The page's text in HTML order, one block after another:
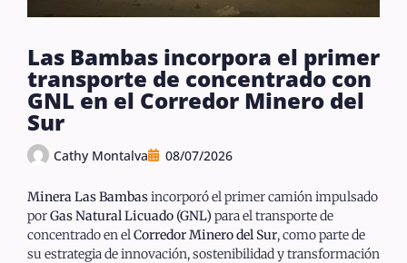
Las Bambas incorpora el primer
transporte de concentrado con
GNL en el Corredor Minero del
Sur
Cathy Montalva 08/07/2026
Minera Las Bambasincorporó el primer camión impulsado
porGas Natural Licuado (GNL) para el transporte de
concentrado en elCorredor Minero del Sur, como parte de
su estrategia de innovación, sostenibilidad y transformación